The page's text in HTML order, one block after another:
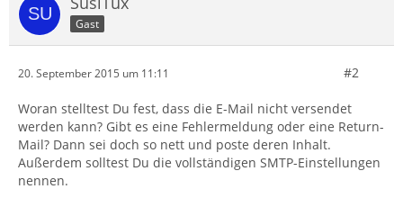
Gast
20. September 2015 um 11:11 #2
Woran stelltest Du fest, dass die E-Mail nicht versendet
werden kann? Gibt es eine Fehlermeldung oder eine Return-
Mail? Dann sei doch so nett und poste deren Inhalt.
Außerdem solltest Du die vollständigen SMTP-Einstellungen
nennen.